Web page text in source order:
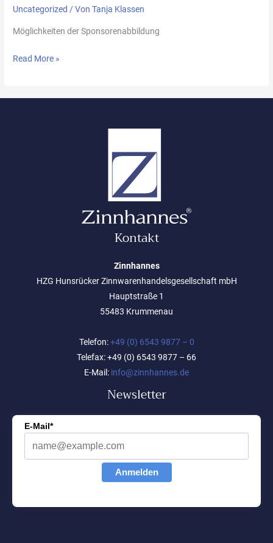
Uncategorized / VonTanja Klassen
Möglichkeiten der Sponsorenabbildung
Read More »
Kontakt
Zinnhannes
HZG Hunsrücker Zinnwarenhandelsgesellschaft mbH
Hauptstraße 1
55483 Krummenau
Telefon:+49 (0) 6543 9877 – 0
Telefax: +49 (0) 6543 9877 – 66
E-Mail: info@zinnhannes.de
Newsletter
E-Mail*
Anmelden